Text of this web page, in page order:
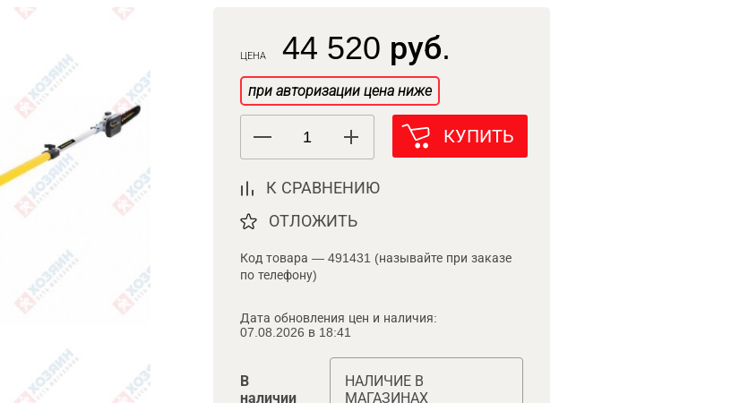
ЦЕНА 44 520 руб.
при авторизации цена ниже
КУПИТЬ
К СРАВНЕНИЮ
ОТЛОЖИТЬ
Код товара — 491431 (называйте при заказе
по телефону)
Дата обновления цен и наличия:
07.08.2026 в 18:41
В
наличии
НАЛИЧИЕ В
МАГАЗИНАХ